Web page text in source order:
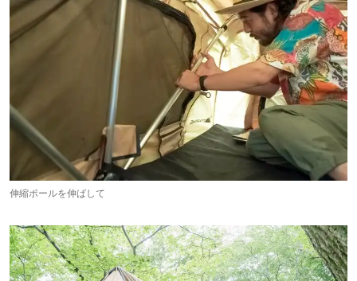
伸縮ポールを伸ばして